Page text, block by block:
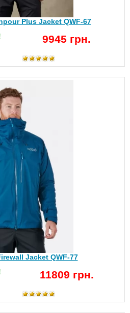
Plus Jacket QWF-67
9945 грн.
Jacket QWF-77
11809 грн.